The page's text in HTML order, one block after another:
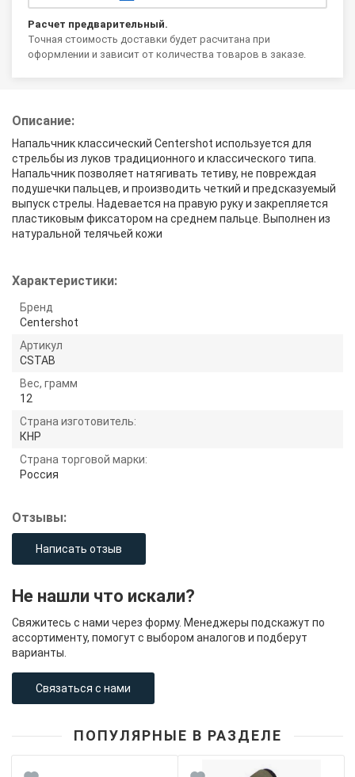
Расчет предварительный.
Точная стоимость доставки будет расчитана при
оформлении и зависит от количества товаров в заказе.
Описание:
Напальчник классический Centershot используется для
стрельбы из луков традиционного и классического типа.
Напальчник позволяет натягивать тетиву, не повреждая
подушечки пальцев, и производить четкий и предсказуемый
выпуск стрелы. Надевается на правую руку и закрепляется
пластиковым фиксатором на среднем пальце. Выполнен из
натуральной телячьей кожи
Характеристики:
Бренд
Centershot
Артикул
CSTAB
Вес, грамм
12
Страна изготовитель:
КНР
Страна торговой марки:
Россия
Отзывы:
Написать отзыв
Не нашли что искали?
Свяжитесь с нами через форму. Менеджеры подскажут по
ассортименту, помогут с выбором аналогов и подберут
варианты.
Связаться с нами
ПОПУЛЯРНЫЕ В РАЗДЕЛЕ